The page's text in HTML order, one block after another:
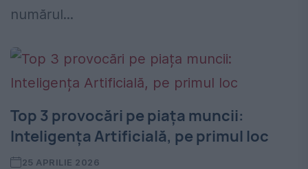
numărul...
Top 3 provocări pe piața muncii:
Inteligența Artificială, pe primul loc
25 APRILIE 2026